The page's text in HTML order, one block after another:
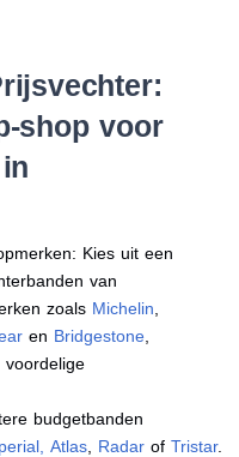
shop voor
Kies uit een
van
zoals Michelin
en Bridgestone
voordelige
budgetbanden
Atlas Radar ofTristar.